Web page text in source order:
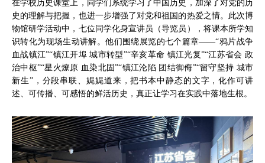
在学校历史课堂上，同学们系统学习了中国历史，加深了对党的历
史的理解与把握，也进一步增强了对党和祖国的热爱之情。此次博
物馆研学活动中，七位同学化身宣讲员（导览员），将课本所学知
识转化为现场生动讲解。他们围绕展览的七个篇章——“鸦片战争
血战镇江”“镇江开埠 城市转型”“辛亥革命 镇江光复”“江苏省会 政
治中枢”“星火燎原 血染北固”“镇江沦陷 团结御侮”“留守坚持 城市
新生”，分段串联、娓娓道来，把书本中静态的文字，化作可讲
述、可传播、可感悟的鲜活历史，真正让学习在实践中落地生根。